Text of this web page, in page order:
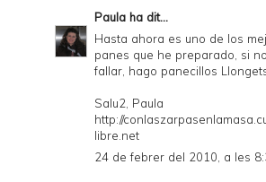
Paula ha dit...
Hasta ahora es uno de los
panes que he preparado, si
fallar, hago panecillos
Salu2, Paula
http://
libre.net
24 de febrer del 2010, a les